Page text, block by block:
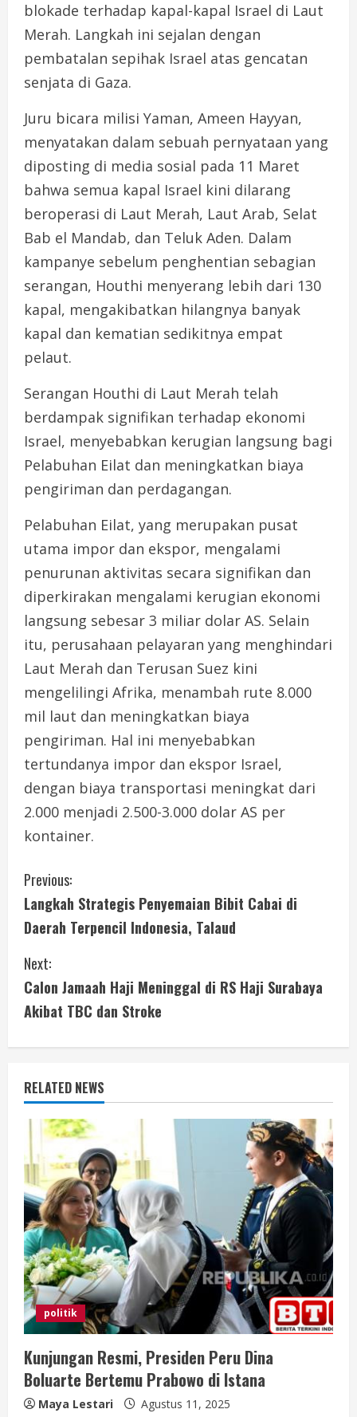
blokade terhadap kapal-kapal Israel di Laut
Merah. Langkah ini sejalan dengan
pembatalan sepihak Israel atas gencatan
senjata di Gaza.
Juru bicara milisi Yaman, Ameen Hayyan,
menyatakan dalam sebuah pernyataan yang
diposting di media sosial pada 11 Maret
bahwa semua kapal Israel kini dilarang
beroperasi di Laut Merah, Laut Arab, Selat
Bab el Mandab, dan Teluk Aden. Dalam
kampanye sebelum penghentian sebagian
serangan, Houthi menyerang lebih dari 130
kapal, mengakibatkan hilangnya banyak
kapal dan kematian sedikitnya empat
pelaut.
Serangan Houthi di Laut Merah telah
berdampak signifikan terhadap ekonomi
Israel, menyebabkan kerugian langsung bagi
Pelabuhan Eilat dan meningkatkan biaya
pengiriman dan perdagangan.
Pelabuhan Eilat, yang merupakan pusat
utama impor dan ekspor, mengalami
penurunan aktivitas secara signifikan dan
diperkirakan mengalami kerugian ekonomi
langsung sebesar 3 miliar dolar AS. Selain
itu, perusahaan pelayaran yang menghindari
Laut Merah dan Terusan Suez kini
mengelilingi Afrika, menambah rute 8.000
mil laut dan meningkatkan biaya
pengiriman. Hal ini menyebabkan
tertundanya impor dan ekspor Israel,
dengan biaya transportasi meningkat dari
2.000 menjadi 2.500-3.000 dolar AS per
kontainer.
C
o
n
t
i
n
u
e
R
e
a
d
i
n
g
Previous:
Langkah Strategis Penyemaian Bibit Cabai di
Daerah Terpencil Indonesia, Talaud
Next:
Calon Jamaah Haji Meninggal di RS Haji Surabaya
Akibat TBC dan Stroke
RELATED NEWS
politik
Kunjungan Resmi, Presiden Peru Dina
Boluarte Bertemu Prabowo di Istana
Maya Lestari Agustus 11, 2025